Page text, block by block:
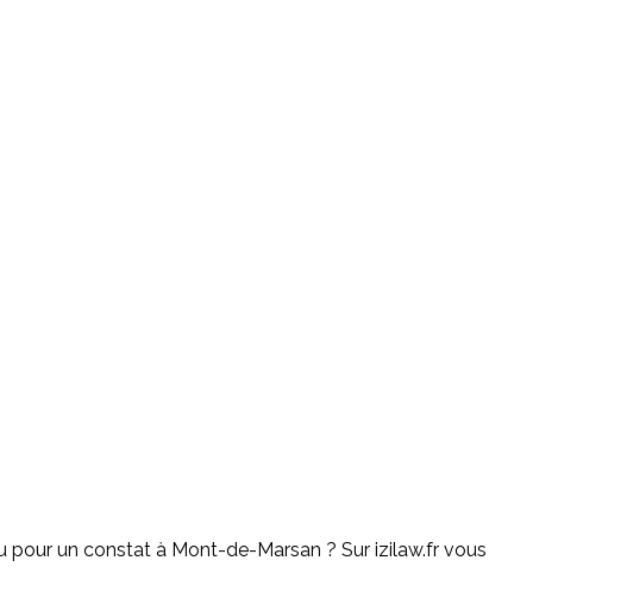
pour un constat à Mont-de-Marsan ? Sur izilaw.fr vous